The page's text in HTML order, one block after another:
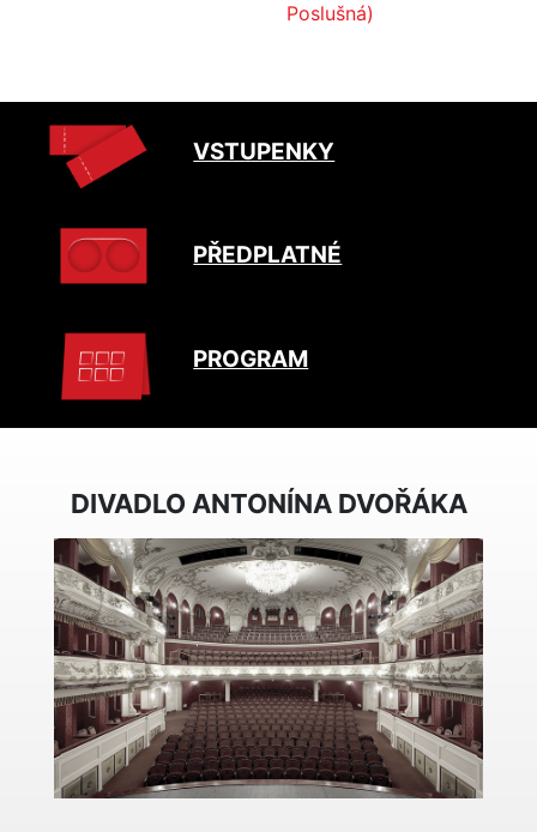
Poslušná)
VSTUPENKY
PŘEDPLATNÉ
PROGRAM
DIVADLO ANTONÍNA DVOŘÁKA